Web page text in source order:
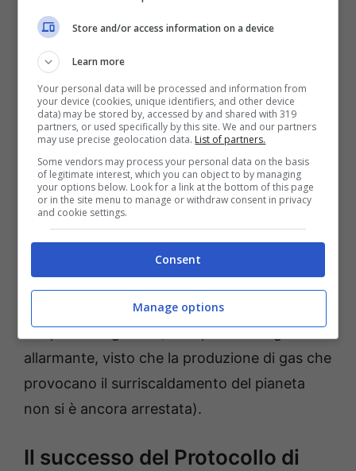
legate al calo dello strato di ozono. Due anni
più tardi, è arrivata la volta del Protocollo di
Montreal, intenzionato a ripristinare l’ozono
grazie alla riduzione – seguita da un totale
abbandono – della produzione di gas nocivi.
Il Protocollo è stato ratificato da 197 paesi
compresa l’Italia (nel 1988), che si sono
impegnati per eliminare le emissioni e il
consumo di sostanze ozono lesive. Oltre ad
essere responsabili del buco nell’ozono, i CFC
sono gas serra che avrebbero potuto portare
ad un drammatico innalzamento delle
temperature globali (in un panorama già
allarmante, visto che la produzione di gas che
provocano il surriscaldamento del pianeta
non si è ancora arrestata).
Il successo del Protocollo di
Store and/or access information on a device
Learn more
Your personal data will be processed and information from
your device (cookies, unique identifiers, and other device
data) may be stored by, accessed by and shared with 319
partners, or used specifically by this site. We and our partners
may use precise geolocation data. List of partners.
Some vendors may process your personal data on the basis
of legitimate interest, which you can object to by managing
your options below. Look for a link at the bottom of this page
or in the site menu to manage or withdraw consent in privacy
and cookie settings.
Consent
Manage options